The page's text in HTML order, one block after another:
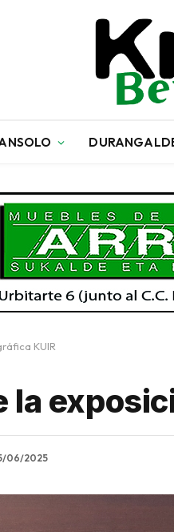
KUIR
la
06/2025